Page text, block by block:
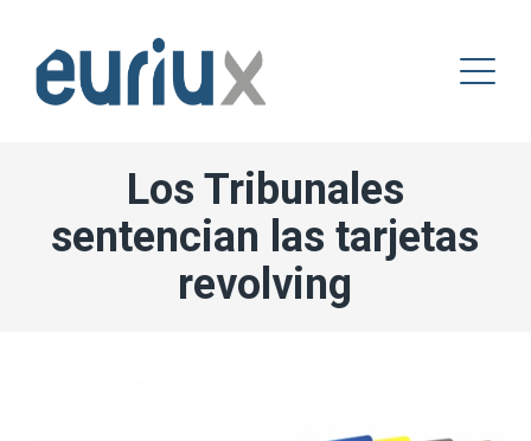
Los Tribunales
sentencian las tarjetas
revolving